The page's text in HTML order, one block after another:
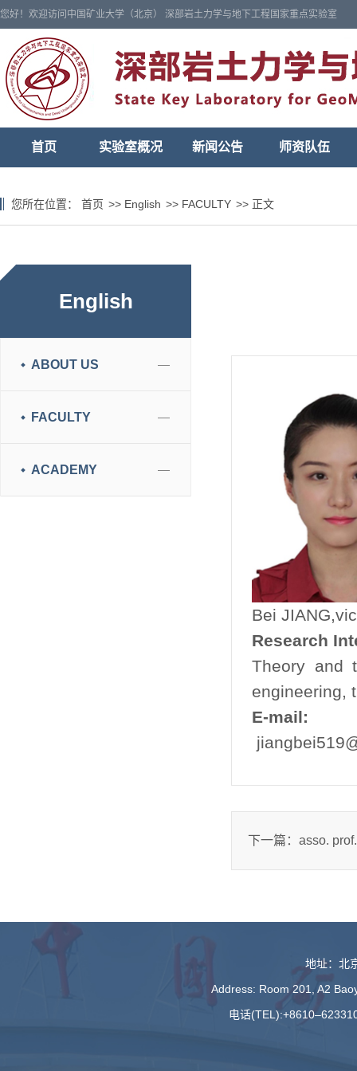
您好！欢迎访问中国矿业大学（北京） 深部岩土力学与地下工程国家重点实验室
首页 实验室概况 新闻公告 师资队伍
您所在位置： 首页 >> English >> FACULTY >> 正文
English
ABOUT US
FACULTY
ACADEMY
Bei
Research
Theory and
engineering,
E-mail:
下一篇： asso.
地址：北
Address: Room 201, A2
电话